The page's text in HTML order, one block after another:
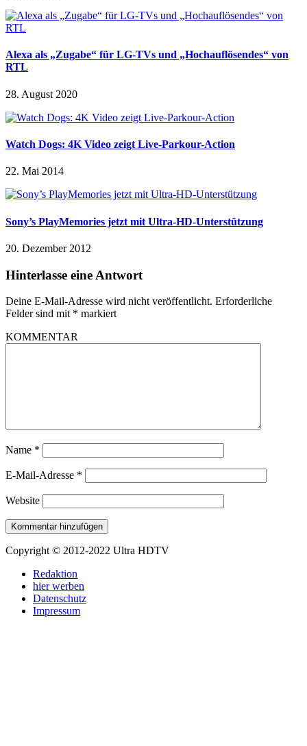
Alexa als „Zugabe“ für LG-TVs und „Hochauflösendes“ von
RTL
28. August 2020
Watch Dogs: 4K Video zeigt Live-Parkour-Action
22. Mai 2014
Sony’s PlayMemories jetzt mit Ultra-HD-Unterstützung
20. Dezember 2012
Hinterlasse eine Antwort
Deine E-Mail-Adresse wird nicht veröffentlicht. Erforderliche
Felder sind mit * markiert
KOMMENTAR
Name *
E-Mail-Adresse *
Website
Copyright © 2012-2022 Ultra HDTV
Redaktion
hier werben
Datenschutz
Impressum